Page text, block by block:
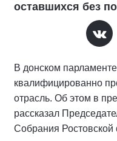
оставшихся без
В донском
квалифицированно
отрасль. Об этом в
рассказал
Собрания Ростовской